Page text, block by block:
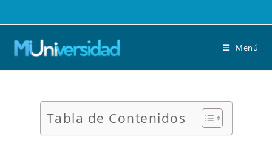
al
contenido
Menú
Tabla de Contenidos